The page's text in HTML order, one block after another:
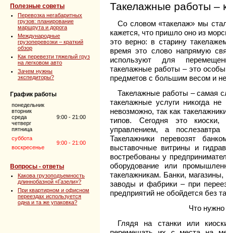
Полезные советы
Перевозка негабаритных
грузов: планирование
маршрута и дорога
Международные
грузоперевозки – краткий
обзор
Как перевезти тяжелый груз
на легковом авто
Зачем нужны
экспедиторы?
График работы
понедельник
вторник
среда
четверг
пятница
9:00 - 21:00
суббота
9:00 - 21:00
воскресенье
Вопросы - ответы
Какова грузоподъемность
длиннобазной «Газели»?
При квартирном и офисном
переездах используется
одна и та же упаковка?
Такелажные работы –
Со словом «такелаж» мы
кажется, что пришло оно из
это верно: в старину
время это слово напрямую
используют для
такелажные работы – это
предметов с большим весом и
Такелажные работы – самая
такелажные услуги никогда
невозможно, так как
типов. Сегодня это
управлением, а
Такелажники перевозят
выставочные витрины и
востребованы у
оборудование или
такелажникам. Банки,
заводы и фабрики – при
предприятий не обойдется без
Что нужно
Глядя на станки или